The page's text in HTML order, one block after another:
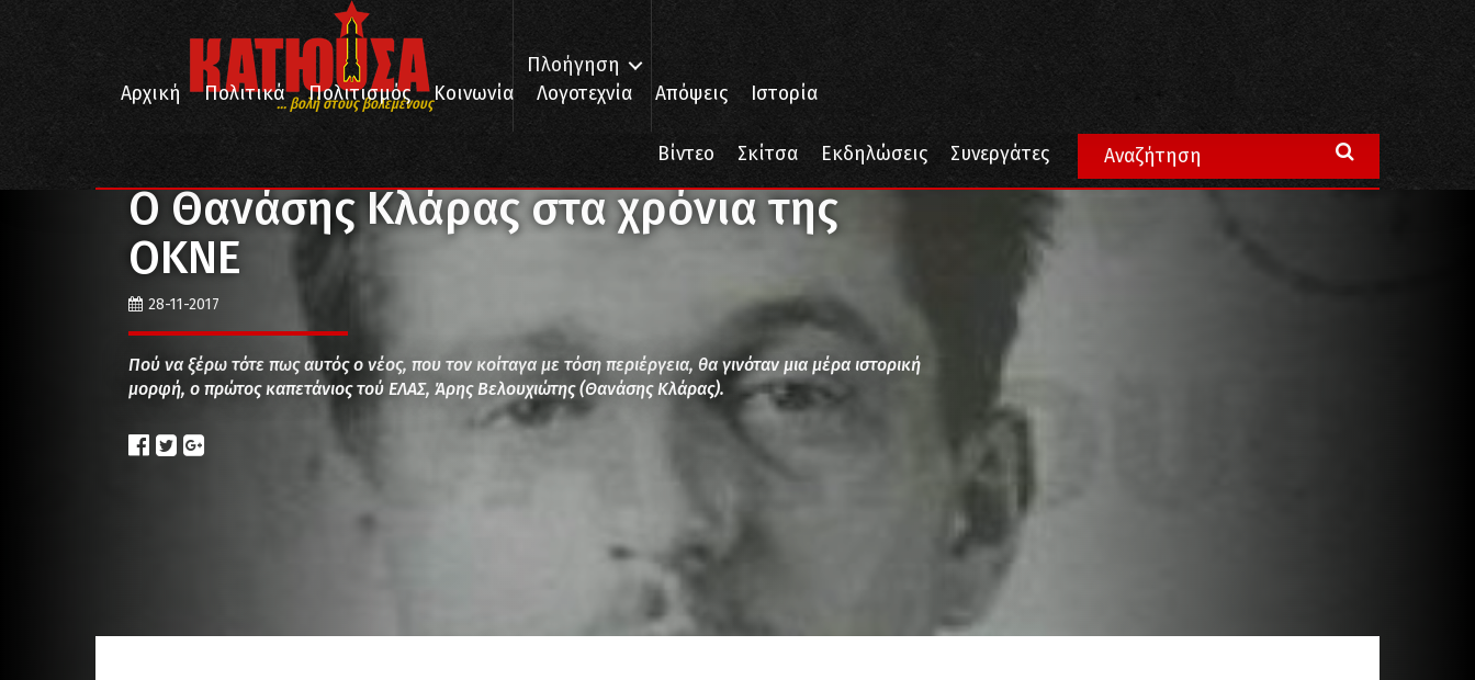
... βολή στους βολεμένους
Πλοήγηση
Αρχική
Πολιτικά Πολιτισμός Κοινωνία Λογοτεχνία Απόψεις Ιστορία
Βίντεο Σκίτσα Εκδηλώσεις Συνεργάτες
Ιστορία
Ο Θανάσης Κλάρας στα χρόνια της
ΟΚΝΕ
28-11-2017
Πού να ξέρω τότε πως αυτός ο νέος, που τον κοίταγα με τόση περιέργεια, θα γινόταν μια μέρα ιστορική
μορφή, ο πρώτος καπετάνιος τού ΕΛΑΣ, Άρης Βελουχιώτης (Θανάσης Κλάρας).